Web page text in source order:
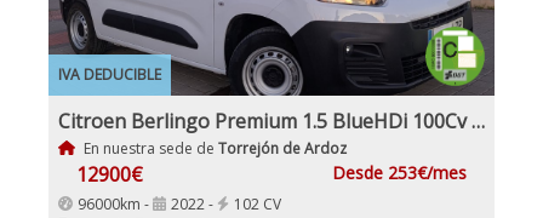
IVA DEDUCIBLE
Citroen Berlingo Premium 1.5 BlueHDi 100Cv IVA y Garantía Inc Nacional 1Dueño
En nuestra sede de Torrejón de Ardoz
12900€ Desde 253€/mes
96000km - 2022 -
102 CV